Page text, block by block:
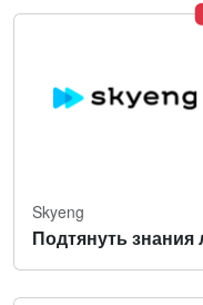
Skyeng
Подтянуть знания